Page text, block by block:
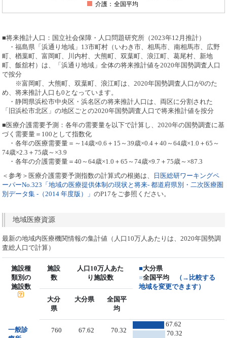
介護：全国平均
■将来推計人口：国立社会保障・人口問題研究所（2023年12月推計）
・福島県「浜通り地域」13市町村（いわき市、相馬市、南相馬市、広野
町、楢葉町、富岡町、川内村、大熊町、双葉町、浪江町、葛尾村、新地
町、飯舘村）は、「浜通り地域」全体の将来推計値を2020年国勢調査人口
で按分
※富岡町、大熊町、双葉町、浪江町は、2020年国勢調査人口が0のた
め、将来推計人口も0となっています。
・静岡県浜松市中央区・浜名区の将来推計人口は、両区に分割された
「旧浜松市北区」の地区ごとの2020年国勢調査人口で将来推計値を按分
■医療介護需要予測：各年の需要量を以下で計算し、2020年の国勢調査に基
づく需要量＝100として指数化
・各年の医療需要量＝～14歳×0.6＋15～39歳×0.4＋40～64歳×1.0＋65～
74歳×2.3＋75歳～×3.9
・各年の介護需要量＝40～64歳×1.0＋65～74歳×9.7＋75歳～×87.3
＜参考＞医療介護需要予測指数の計算式の根拠は、
日医総研ワーキングペ
ーパーNo.323「地域の医療提供体制の現状と将来- 都道府県別・二次医療圏
別データ集 -（2014 年度版）」のP17をご参照ください。
地域医療資源
最新の地域内医療機関情報の集計値（人口10万人あたりは、2020年国勢調
査総人口で計算）
施設種
類別の
施設数
施設
数
人口10万人あた
り施設数
■大分県
■全国平均
（→比較する
地域を変更できます）
大分
県
大分県
全国平
均
一般診
760 67.62 70.32
67.62
70.32